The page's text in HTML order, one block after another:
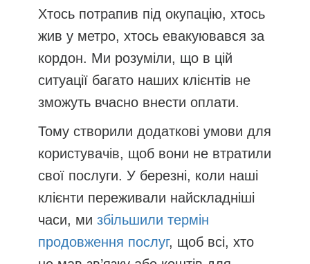
Хтось потрапив під окупацію, хтось
жив у метро, хтось евакуювався за
кордон. Ми розуміли, що в цій
ситуації багато наших клієнтів не
зможуть вчасно внести оплати.
Тому створили додаткові умови для
користувачів, щоб вони не втратили
свої послуги. У березні, коли наші
клієнти переживали найскладніші
часи, ми збільшили термін
продовження послуг, щоб всі, хто